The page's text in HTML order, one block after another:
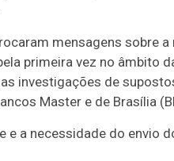
mensagens sobre
primeira vez no âmbito
investigações de
Master e de Brasília
a necessidade do envio